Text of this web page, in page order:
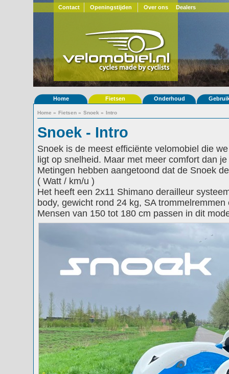
Contact Openingstijden Over ons Dealers
Home Fietsen Onderhoud
Home » Fietsen » Snoek » Intro
Snoek - Intro
Snoek is de meest efficiënte velomobiel die
ligt op snelheid. Maar met meer comfort dan
Metingen hebben aangetoond dat de Snoek
( Watt / km/u )
Het heeft een 2x11 Shimano derailleur
body, gewicht rond 24 kg, SA
Mensen van 150 tot 180 cm passen in dit